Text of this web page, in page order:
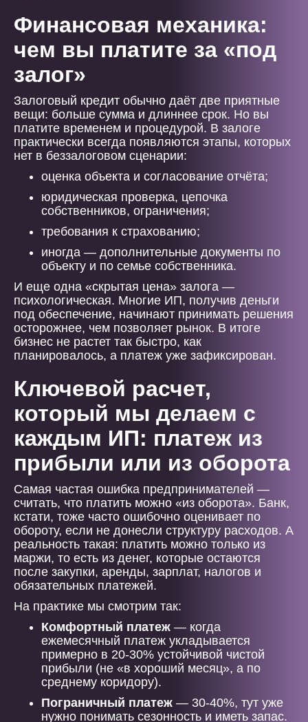
Финансовая механика:
чем вы платите за «под
залог»
Залоговый кредит обычно даёт две приятные
вещи: больше сумма и длиннее срок. Но вы
платите временем и процедурой. В залоге
практически всегда появляются этапы, которых
нет в беззалоговом сценарии:
оценка объекта и согласование отчёта;
юридическая проверка, цепочка
собственников, ограничения;
требования к страхованию;
иногда — дополнительные документы по
объекту и по семье собственника.
И еще одна «скрытая цена» залога —
психологическая. Многие ИП, получив деньги
под обеспечение, начинают принимать решения
осторожнее, чем позволяет рынок. В итоге
бизнес не растет так быстро, как
планировалось, а платеж уже зафиксирован.
Ключевой расчет,
который мы делаем с
каждым ИП: платеж из
прибыли или из оборота
Самая частая ошибка предпринимателей —
считать, что платить можно «из оборота». Банк,
кстати, тоже часто ошибочно оценивает по
обороту, если не донесли структуру расходов. А
реальность такая: платить можно только из
маржи, то есть из денег, которые остаются
после закупки, аренды, зарплат, налогов и
обязательных платежей.
На практике мы смотрим так:
Комфортный платеж — когда
ежемесячный платеж укладывается
примерно в 20-30% устойчивой чистой
прибыли (не «в хороший месяц», а по
среднему коридору).
Пограничный платеж — 30-40%, тут уже
нужно понимать сезонность и иметь запас.